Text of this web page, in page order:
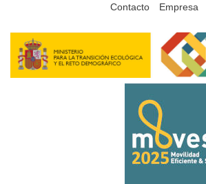
Contacto
Empresa